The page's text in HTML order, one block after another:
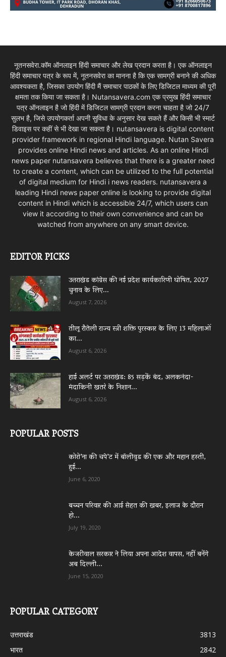
नूतनसवेरा.कॉम ऑनलाइन हिंदी समाचार और लेख प्रदान करता है। एक ऑनलाइन
हिंदी समाचार पत्र के रूप में, नूतनसवेरा का मानना है कि एक सामग्री बनाने की अधिक
आवश्यकता है, जिसका उपयोग हिंदी मैं समाचार पाठकों के लिए डिजिटल माध्यम की पूरी
क्षमता तक किया जा सकता है। Nutansavera.com एक प्रमुख हिंदी समाचार
पत्र ऑनलाइन है जो हिंदी में डिजिटल सामग्री प्रदान करना चाहता है जो 24/7
सुलभ है, जिसे उपयोगकर्ता अपनी सुविधा के अनुसार देख सकते हैं और किसी भी स्मार्ट
डिवाइस पर कहीं से भी देखा जा सकता है। nutansavera is digital content
provider framework in regional Hindi language. Nutan Savera
provides online Hindi news and articles. As an online Hindi
news paper nutansavera believes that there is a greater need
to create a content, which can be utilized to the full potential
of digital medium for Hindi i news readers. nutansavera a
leading Hindi news paper online is looking to provide digital
content in Hindi which is accessible 24/7, which users can
view it according to their own convenience and can be
watched from anywhere on any smart device.
EDITOR PICKS
उत्तराखंड कांग्रेस की नई प्रदेश कार्यकारिणी घोषित, 2027
चुनाव के लिए...
August 7, 2026
तीलू रौतेली राज्य स्त्री शक्ति पुरस्कार के लिए 13 महिलाओं
का...
August 6, 2026
हाई अलर्ट पर उत्तराखंड: 85 सड़कें बंद, अलकनंदा-
मंदाकिनी खतरे के निशान...
August 6, 2026
POPULAR POSTS
कोरो’ना की चपे’ट में बॉलीवुड की एक और महान हस्ती,
हुई...
June 6, 2020
बच्चन परिवार की आई सेहत की खबर, इलाज के दौरान
हो...
July 19, 2020
केजरीवाल सरकार ने लिया अपना आदेश वापस, नहीं बनेंगे
अब दिल्ली...
June 15, 2020
POPULAR CATEGORY
उत्तराखंड
3813
भारत
2842